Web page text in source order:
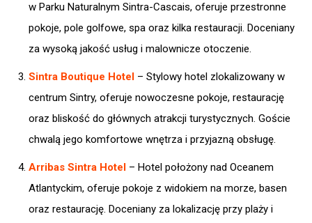
w Parku Naturalnym Sintra-Cascais, oferuje przestronne
pokoje, pole golfowe, spa oraz kilka restauracji. Doceniany
za wysoką jakość usług i malownicze otoczenie. ​
Sintra Boutique Hotel – Stylowy hotel zlokalizowany w
centrum Sintry, oferuje nowoczesne pokoje, restaurację
oraz bliskość do głównych atrakcji turystycznych. Goście
chwalą jego komfortowe wnętrza i przyjazną obsługę. ​
Arribas Sintra Hotel – Hotel położony nad Oceanem
Atlantyckim, oferuje pokoje z widokiem na morze, basen
oraz restaurację. Doceniany za lokalizację przy plaży i